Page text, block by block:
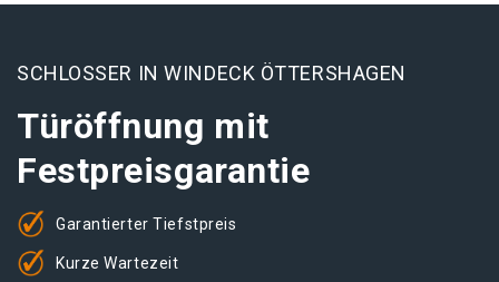
SCHLOSSER IN WINDECK ÖTTERSHAGEN
Türöffnung mit
Festpreisgarantie
Garantierter Tiefstpreis
Kurze Wartezeit